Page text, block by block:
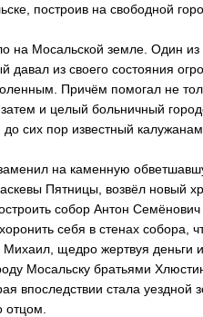
построив на свободной
на Мосальской земле. Один
давал из своего состояния
Причём помогал не
и целый больничный
сих пор известный
на каменную
Пятницы, возвёл новый
собор Антон
себя в стенах собора,
щедро жертвуя деньги
Мосальску братьями
впоследствии стала
отцом.